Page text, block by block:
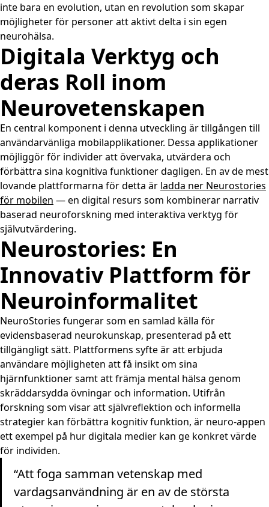
inte bara en evolution, utan en revolution som skapar
möjligheter för personer att aktivt delta i sin egen
neurohälsa.
Digitala Verktyg och
deras Roll inom
Neurovetenskapen
En central komponent i denna utveckling är tillgången till
användarvänliga mobilapplikationer. Dessa applikationer
möjliggör för individer att övervaka, utvärdera och
förbättra sina kognitiva funktioner dagligen. En av de mest
lovande plattformarna för detta är ladda ner Neurostories
för mobilen — en digital resurs som kombinerar narrativ
baserad neuroforskning med interaktiva verktyg för
självutvärdering.
Neurostories: En
Innovativ Plattform för
Neuroinformalitet
NeuroStories fungerar som en samlad källa för
evidensbaserad neurokunskap, presenterad på ett
tillgängligt sätt. Plattformens syfte är att erbjuda
användare möjligheten att få insikt om sina
hjärnfunktioner samt att främja mental hälsa genom
skräddarsydda övningar och information. Utifrån
forskning som visar att självreflektion och informella
strategier kan förbättra kognitiv funktion, är neuro-appen
ett exempel på hur digitala medier kan ge konkret värde
för individen.
“Att foga samman vetenskap med
vardagsanvändning är en av de största